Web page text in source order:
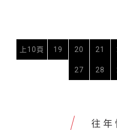
上10頁 19 20 21
27 28
往年